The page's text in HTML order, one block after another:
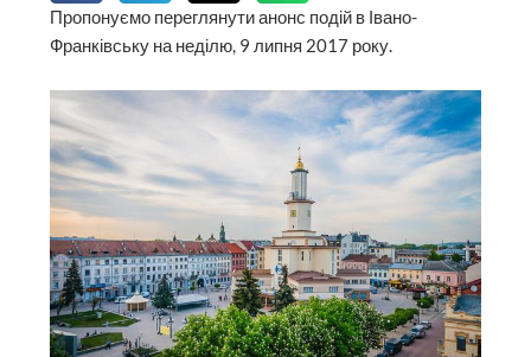
Пропонуємо переглянути анонс подій в Івано-
Франківську на неділю, 9 липня 2017 року.